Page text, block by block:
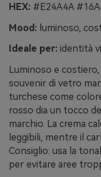
HEX: #E24A4A
Mood: luminoso,
Ideale per: identità
Luminoso e
souvenir di vetro
turchese come
rosso dia un tocco
marchio. La crema
leggibili, mentre il
Consiglio: usa la
per evitare aree